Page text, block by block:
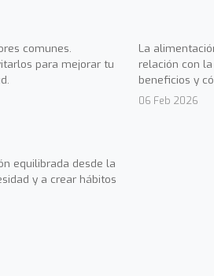
comunes.
para mejorar tu
La
relación con
beneficios y
06 Feb 2026
equilibrada desde la
y a crear hábitos